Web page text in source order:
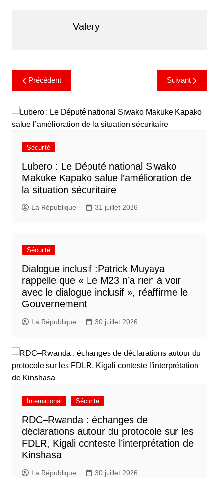
Valery
Précédent Suivant
Sécurité
Lubero : Le Député national Siwako
Makuke Kapako salue l’amélioration de
la situation sécuritaire
La République 31 juillet 2026
Sécurité
Dialogue inclusif :Patrick Muyaya
rappelle que « Le M23 n’a rien à voir
avec le dialogue inclusif », réaffirme le
Gouvernement
La République 30 juillet 2026
International Sécurité
RDC–Rwanda : échanges de
déclarations autour du protocole sur les
FDLR, Kigali conteste l’interprétation de
Kinshasa
La République 30 juillet 2026